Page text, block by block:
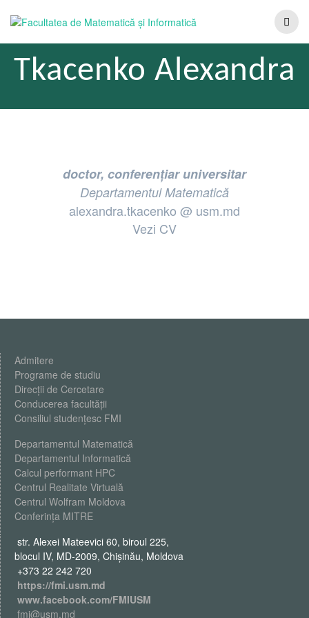
Tkacenko Alexandra
doctor, conferențiar universitar
Departamentul Matematică
alexandra.tkacenko @ usm.md
Vezi CV
Admitere
Programe de studiu
Direcții de Cercetare
Conducerea facultății
Consiliul studențesc FMI
Departamentul Matematică
Departamentul Informatică
Calcul performant HPC
Centrul Realitate Virtuală
Centrul Wolfram Moldova
Conferința MITRE
str. Alexei Mateevici 60, biroul 225,
blocul IV, MD-2009, Chişinău, Moldova
+373 22 242 720
https://fmi.usm.md
www.facebook.com/FMIUSM
fmi@usm.md